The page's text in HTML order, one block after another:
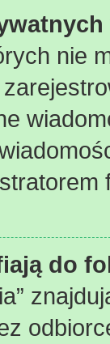
nie
do